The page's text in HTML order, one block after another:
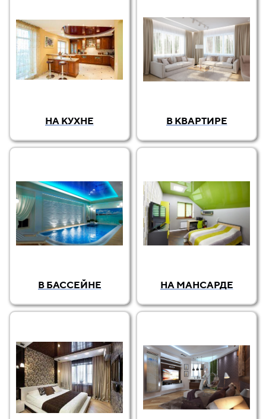
НА КУХНЕ В КВАРТИРЕ
В БАССЕЙНЕ НА МАНСАРДЕ